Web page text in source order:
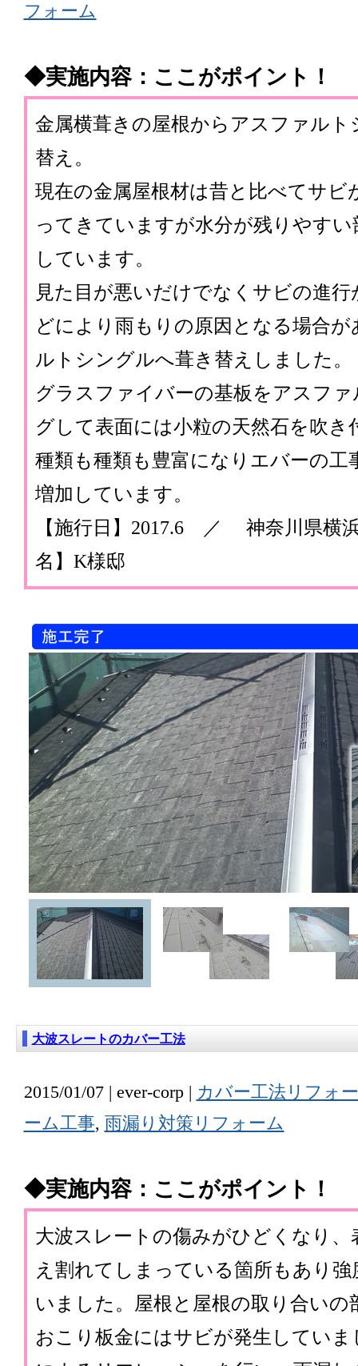
フォーム
◆実施内容：ここがポイント！
金属横葺きの屋根からアスファル
替え。
現在の金属屋根材は昔と比べてサビ
ってきていますが水分が残りやす
しています。
見た目が悪いだけでなくサビの進
どにより雨もりの原因となる場合
ルトシングルへ葺き替えしました。
グラスファイバーの基板をアスフ
グして表面には小粒の天然石を吹き
種類も種類も豊富になりエバーの工
増加しています。
【施行日】2017.6 ／ 神奈川県横
名】K様邸
大波スレートのカバー工法
2015/01/07 | ever-corp | カバー工法リフォ
ーム工事, 雨漏り対策リフォーム
◆実施内容：ここがポイント！
大波スレートの傷みがひどくなり、
え割れてしまっている箇所もあり
いました。屋根と屋根の取り合いの
おこり板金にはサビが発生してい